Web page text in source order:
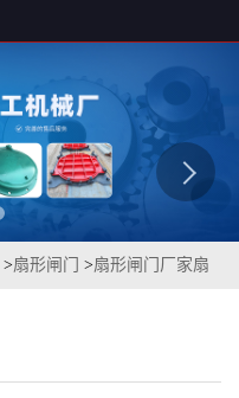
>扇形闸门 >扇形闸门厂家扇